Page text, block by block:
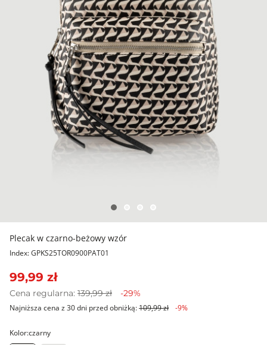
Plecak w czarno-beżowy wzór
Index: GPKS25TOR0900PAT01
99,99 zł
Cena regularna: 139,99 zł -29%
Najniższa cena z 30 dni przed obniżką:109,99 zł -9%
Kolor:czarny